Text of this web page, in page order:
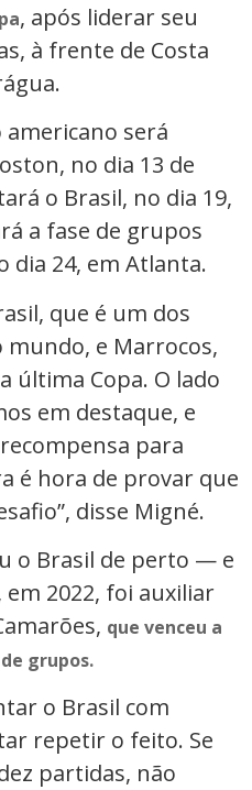
, após liderar seu
à frente de Costa
será
no dia 13 de
o Brasil, no dia 19,
a fase de grupos
dia 24, em Atlanta.
que é um dos
mundo, e Marrocos,
última Copa. O lado
em destaque, e
para
é hora de provar que
disse Migné.
o Brasil de perto — e
2022, foi auxiliar
que venceu a
grupos.
o Brasil com
repetir o feito. Se
partidas, não